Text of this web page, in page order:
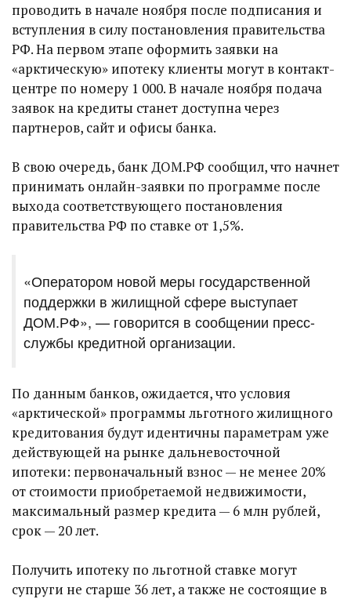
проводить в начале ноября после подписания и
вступления в силу постановления правительства
РФ. На первом этапе оформить заявки на
«арктическую» ипотеку клиенты могут в контакт-
центре по номеру 1 000. В начале ноября подача
заявок на кредиты станет доступна через
партнеров, сайт и офисы банка.
В свою очередь, банк ДОМ.РФ сообщил, что начнет
принимать онлайн-заявки по программе после
выхода соответствующего постановления
правительства РФ по ставке от 1,5%.
«Оператором новой меры государственной
поддержки в жилищной сфере выступает
ДОМ.РФ», — говорится в сообщении пресс-
службы кредитной организации.
По данным банков, ожидается, что условия
«арктической» программы льготного жилищного
кредитования будут идентичны параметрам уже
действующей на рынке дальневосточной
ипотеки: первоначальный взнос — не менее 20%
от стоимости приобретаемой недвижимости,
максимальный размер кредита — 6 млн рублей,
срок — 20 лет.
Получить ипотеку по льготной ставке могут
супруги не старше 36 лет, а также не состоящие в